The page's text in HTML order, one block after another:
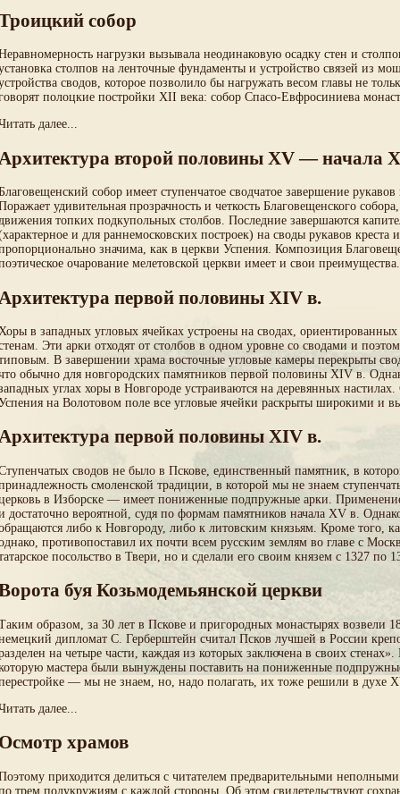
собор
нагрузки вызывала неодинаковую осадку стен и
столпов на ленточные фундаменты и устройство связей из
сводов, которое позволило бы нагружать весом главы не
полоцкие постройки XII века: собор Спасо-Евфросиниева
далее...
второй половины XV — начала
собор имеет ступенчатое сводчатое завершение
удивительная прозрачность и четкость Благовещенского
топких подкупольных столбов. Последние завершаются
и для раннемосковских построек) на своды рукавов
значима, как в церкви Успения. Композиция
очарование мелетовской церкви имеет и свои преимущества.
первой половины XIV в.
в западных угловых ячейках устроены на сводах,
Эти арки отходят от столбов в одном уровне со сводами и
В завершении храма восточные угловые камеры перекрыты
обычно для новгородских памятников первой половины XIV в.
углах хоры в Новгороде устраиваются на деревянных
на Волотовом поле все угловые ячейки раскрыты широкими и
первой половины XIV в.
сводов не было в Пскове, единственный памятник, в
смоленской традиции, в которой мы не знаем
в Изборске — имеет пониженные подпружные арки. Применение
достаточно вероятной, судя по формам памятников начала XV в.
либо к Новгороду, либо к литовским князьям. Кроме того,
противопоставил их почти всем русским землям во главе с
посольство в Твери, но и сделали его своим князем с 1327
буя Козьмодемьянской церкви
образом, за 30 лет в Пскове и пригородных монастырях возвели
дипломат С. Герберштейн считал Псков лучшей в России
на четыре части, каждая из которых заключена в своих
мастера были вынуждены поставить на пониженные
— мы не знаем, но, надо полагать, их тоже решили в духе
далее...
храмов
приходится делиться с читателем предварительными
трем полукружиям с каждой стороны. Об этом свидетельствуют